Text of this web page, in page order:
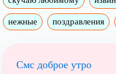
нежные поздравления
Смс доброе утро